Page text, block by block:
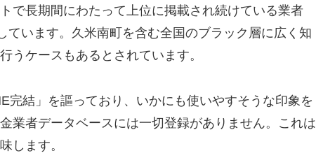
で長期間にわたって上位に掲載され続けている業者
ています。久米南町を含む全国のブラック層に広く知
うケースもあるとされています。
完結」を謳っており、いかにも使いやすそうな印象を
業者データベースには一切登録がありません。これは
します。